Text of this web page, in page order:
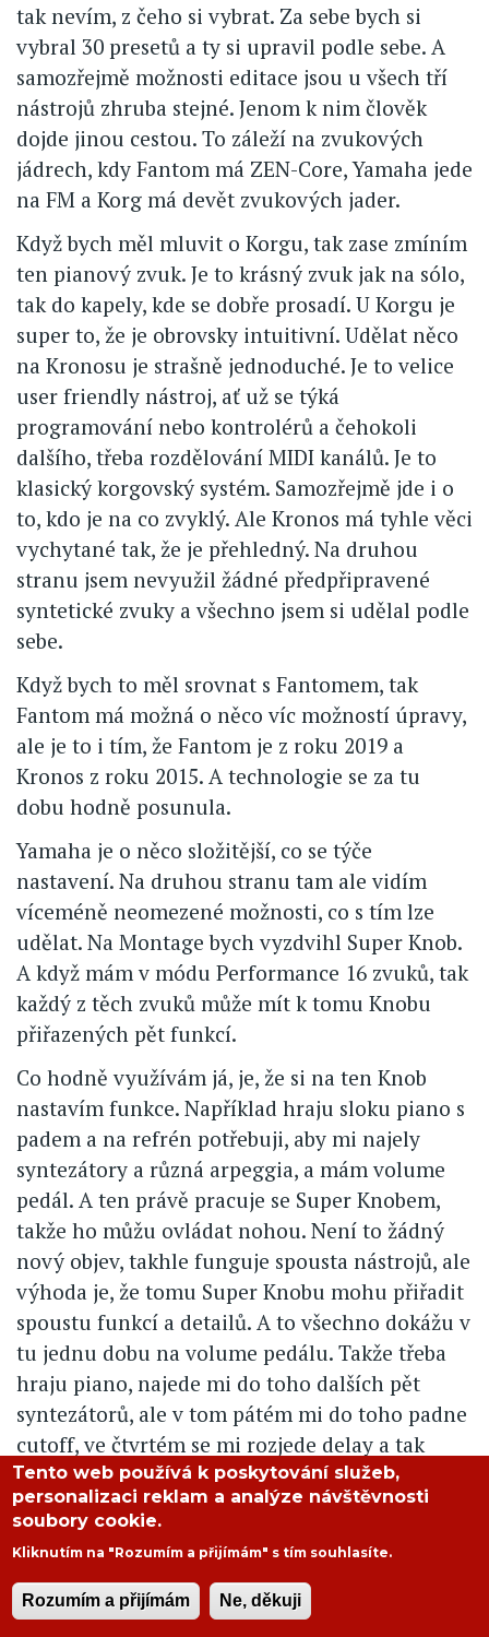
tak nevím, z čeho si vybrat. Za sebe bych si
vybral 30 presetů a ty si upravil podle sebe. A
samozřejmě možnosti editace jsou u všech tří
nástrojů zhruba stejné. Jenom k nim člověk
dojde jinou cestou. To záleží na zvukových
jádrech, kdy Fantom má ZEN-Core, Yamaha jede
na FM a Korg má devět zvukových jader.
Když bych měl mluvit o Korgu, tak zase zmíním
ten pianový zvuk. Je to krásný zvuk jak na sólo,
tak do kapely, kde se dobře prosadí. U Korgu je
super to, že je obrovsky intuitivní. Udělat něco
na Kronosu je strašně jednoduché. Je to velice
user friendly nástroj, ať už se týká
programování nebo kontrolérů a čehokoli
dalšího, třeba rozdělování MIDI kanálů. Je to
klasický korgovský systém. Samozřejmě jde i o
to, kdo je na co zvyklý. Ale Kronos má tyhle věci
vychytané tak, že je přehledný. Na druhou
stranu jsem nevyužil žádné předpřipravené
syntetické zvuky a všechno jsem si udělal podle
sebe.
Když bych to měl srovnat s Fantomem, tak
Fantom má možná o něco víc možností úpravy,
ale je to i tím, že Fantom je z roku 2019 a
Kronos z roku 2015. A technologie se za tu
dobu hodně posunula.
Yamaha je o něco složitější, co se týče
nastavení. Na druhou stranu tam ale vidím
víceméně neomezené možnosti, co s tím lze
udělat. Na Montage bych vyzdvihl Super Knob.
A když mám v módu Performance 16 zvuků, tak
každý z těch zvuků může mít k tomu Knobu
přiřazených pět funkcí.
Co hodně využívám já, je, že si na ten Knob
nastavím funkce. Například hraju sloku piano s
padem a na refrén potřebuji, aby mi najely
syntezátory a různá arpeggia, a mám volume
pedál. A ten právě pracuje se Super Knobem,
takže ho můžu ovládat nohou. Není to žádný
nový objev, takhle funguje spousta nástrojů, ale
výhoda je, že tomu Super Knobu mohu přiřadit
spoustu funkcí a detailů. A to všechno dokážu v
tu jednu dobu na volume pedálu. Takže třeba
hraju piano, najede mi do toho dalších pět
syntezátorů, ale v tom pátém mi do toho padne
cutoff, ve čtvrtém se mi rozjede delay a tak
dále. Má to obrovský potenciál. Samozřejmě je
trochu náročné nad tím sedět a programovat
to, ale je to skvělá funkce.
A je tu ještě jedna funkce, kterou jsem zatím
neobjevil, ale vím, že existuje, protože jsem ji
Tento web používá k poskytování služeb,
personalizaci reklam a analýze návštěvnosti
soubory cookie.
Kliknutím na "Rozumím a přijímám" s tím souhlasíte.
Rozumím a přijímám Ne, děkuji